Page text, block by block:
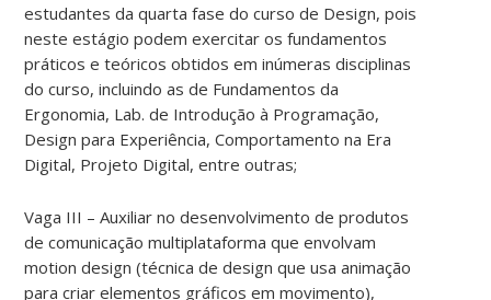
estudantes da quarta fase do curso de Design, pois
neste estágio podem exercitar os fundamentos
práticos e teóricos obtidos em inúmeras disciplinas
do curso, incluindo as de Fundamentos da
Ergonomia, Lab. de Introdução à Programação,
Design para Experiência, Comportamento na Era
Digital, Projeto Digital, entre outras;
Vaga III – Auxiliar no desenvolvimento de produtos
de comunicação multiplataforma que envolvam
motion design (técnica de design que usa animação
para criar elementos gráficos em movimento),